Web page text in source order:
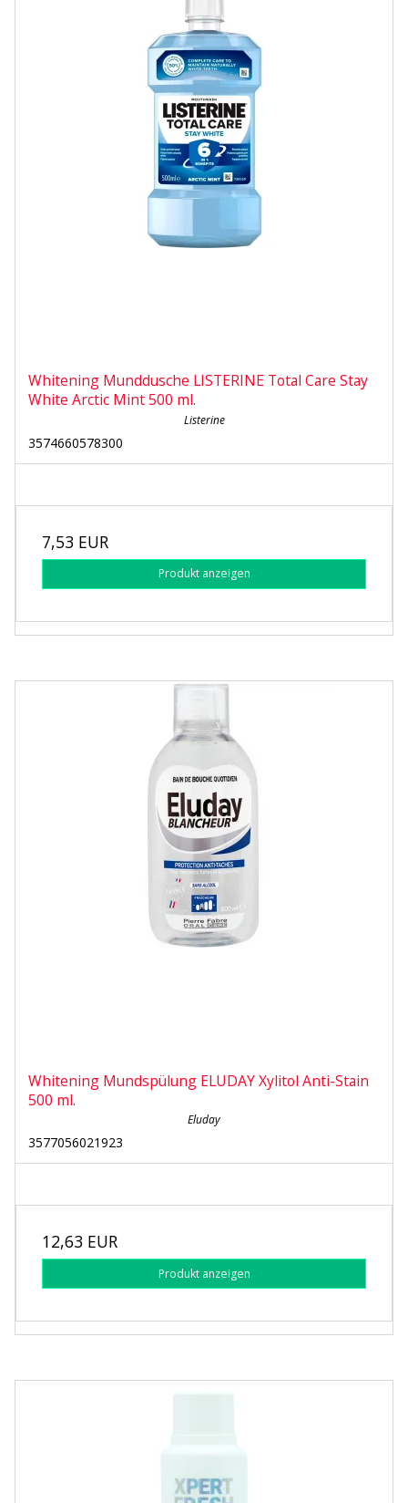
Whitening Munddusche LISTERINE Total Care Stay
White Arctic Mint 500 ml.
Listerine
3574660578300
7,53 EUR
Produkt anzeigen
Whitening Mundspülung ELUDAY Xylitol Anti-Stain
500 ml.
Eluday
3577056021923
12,63 EUR
Produkt anzeigen